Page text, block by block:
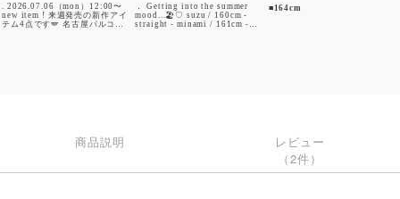
. 2026.07.06（mon）12:00〜
new item ! 来週発売の新作アイ
テム4点です🪽 名古屋パルコ
SALE価格となっております！
ぜひ店頭にてお試しください✨
． Getting into the summer
mood...🏖️♡ suzu / 160cm -
straight - minami / 161cm -
■164cm
商品説明
レビュー
（2件）